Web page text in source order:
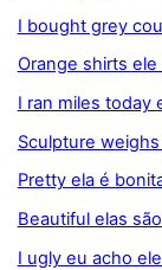
I bought grey
Orange shirts
I ran miles today
Sculpture
Pretty ela é
Beautiful elas
I ugly eu acho